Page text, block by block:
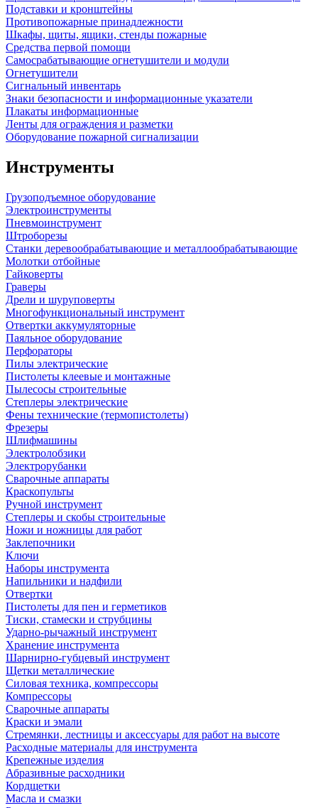
Подставки и кронштейны
Противопожарные принадлежности
Шкафы, щиты, ящики, стенды пожарные
Средства первой помощи
Самосрабатывающие огнетушители и модули
Огнетушители
Сигнальный инвентарь
Знаки безопасности и информационные указатели
Плакаты информационные
Ленты для ограждения и разметки
Оборудование пожарной сигнализации
Инструменты
Грузоподъемное оборудование
Электроинструменты
Пневмоинструмент
Штроборезы
Станки деревообрабатывающие и металлообрабатывающие
Молотки отбойные
Гайковерты
Граверы
Дрели и шуруповерты
Многофункциональный инструмент
Отвертки аккумуляторные
Паяльное оборудование
Перфораторы
Пилы электрические
Пистолеты клеевые и монтажные
Пылесосы строительные
Степлеры электрические
Фены технические (термопистолеты)
Фрезеры
Шлифмашины
Электролобзики
Электрорубанки
Сварочные аппараты
Краскопульты
Ручной инструмент
Степлеры и скобы строительные
Ножи и ножницы для работ
Заклепочники
Ключи
Наборы инструмента
Напильники и надфили
Отвертки
Пистолеты для пен и герметиков
Тиски, стамески и струбцины
Ударно-рычажный инструмент
Хранение инструмента
Шарнирно-губцевый инструмент
Щетки металлические
Силовая техника, компрессоры
Компрессоры
Сварочные аппараты
Краски и эмали
Стремянки, лестницы и аксессуары для работ на высоте
Расходные материалы для инструмента
Крепежные изделия
Абразивные расходники
Кордщетки
Масла и смазки